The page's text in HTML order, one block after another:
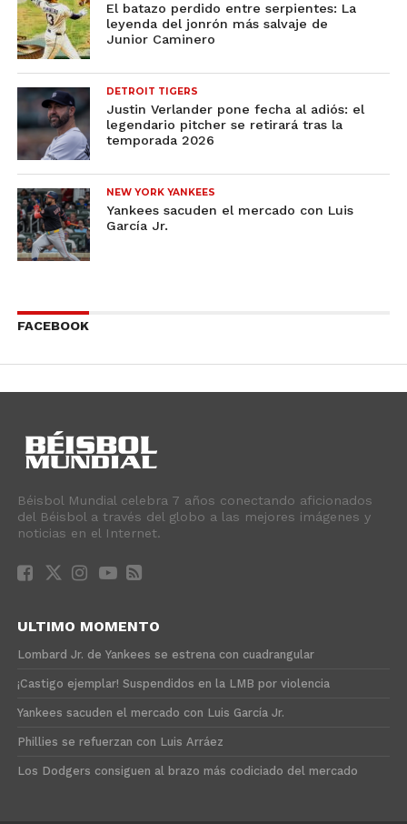
El batazo perdido entre serpientes: La
leyenda del jonrón más salvaje de
Junior Caminero
DETROIT TIGERS
Justin Verlander pone fecha al adiós: el
legendario pitcher se retirará tras la
temporada 2026
NEW YORK YANKEES
Yankees sacuden el mercado con Luis
García Jr.
FACEBOOK
Béisbol Mundial celebra 7 años conectando aficionados
del Béisbol a través del globo a las mejores imágenes y
noticias en el Internet.
ULTIMO MOMENTO
Lombard Jr. de Yankees se estrena con cuadrangular
¡Castigo ejemplar! Suspendidos en la LMB por violencia
Yankees sacuden el mercado con Luis García Jr.
Phillies se refuerzan con Luis Arráez
Los Dodgers consiguen al brazo más codiciado del mercado